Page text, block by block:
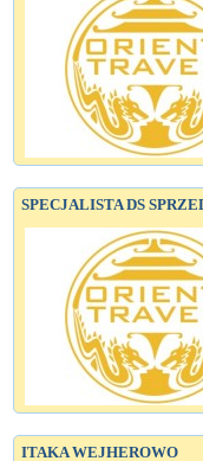
SPECJALISTA DS
ITAKA WEJHEROWO